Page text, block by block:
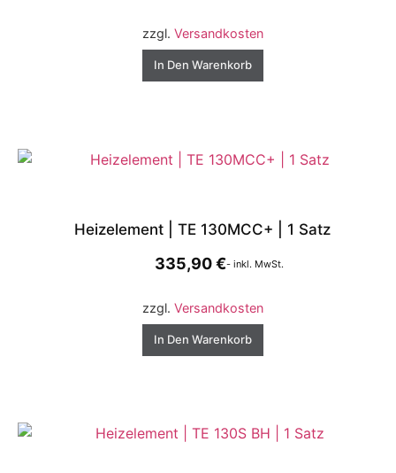
In Den Warenkorb
zzgl. Versandkosten
Heizelement | TE 130MCC+ | 1 Satz
335,90€- inkl. MwSt.
In Den Warenkorb
zzgl. Versandkosten